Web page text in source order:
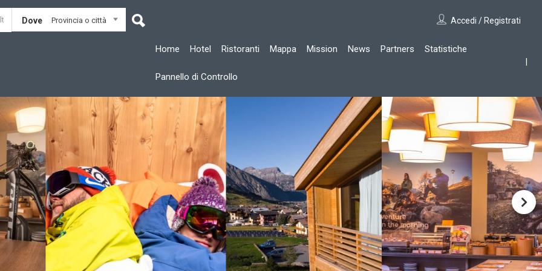
Dove Provincia o città Accedi / Registrati
Home Hotel Ristoranti Mappa Mission News Partners Statistiche
Pannello di Controllo